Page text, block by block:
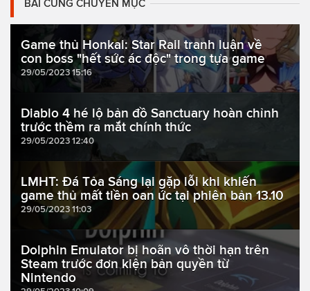
BÀI CÙNG CHUYÊN MỤC
Game thủ Honkai: Star Rail tranh luận về
con boss "hết sức ác độc" trong tựa game
29/05/2023 15:16
Diablo 4 hé lộ bản đồ Sanctuary hoàn chỉnh
trước thềm ra mắt chính thức
29/05/2023 12:40
LMHT: Đá Tỏa Sáng lại gặp lỗi khi khiến
game thủ mất tiền oan ức tại phiên bản 13.10
29/05/2023 11:03
Dolphin Emulator bị hoãn vô thời hạn trên
Steam trước đơn kiện bản quyền từ
Nintendo